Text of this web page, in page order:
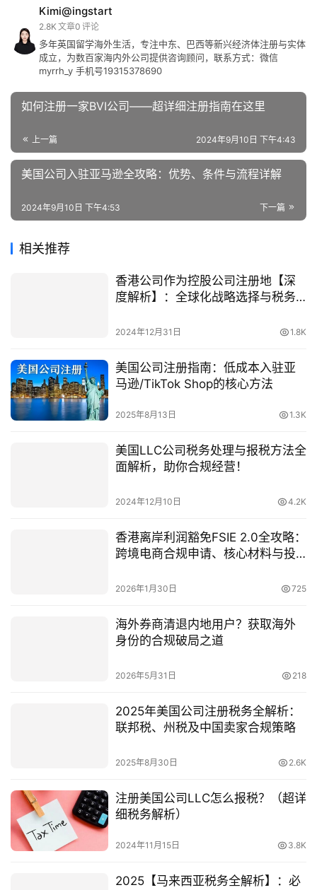
Kimi@ingstart
2.8K 文章0 评论
多年英国留学海外生活，专注中东、巴西等新兴经济体注册与实体
成立，为数百家海内外公司提供咨询顾问，联系方式：微信
myrrh_y 手机号19315378690
如何注册一家BVI公司——超详细注册指南在这里
上一篇 2024年9月10日 下午4:43
美国公司入驻亚马逊全攻略：优势、条件与流程详解
下一篇
2024年9月10日 下午4:53
相关推荐
香港公司作为控股公司注册地【深
度解析】：全球化战略选择与税务
2024年12月31日 1.8K
美国公司注册指南：低成本入驻亚
马逊/TikTok Shop的核心方法
2025年8月13日 1.3K
美国LLC公司税务处理与报税方法全
面解析，助你合规经营！
2024年12月10日 4.2K
香港离岸利润豁免FSIE 2.0全攻略：
跨境电商合规申请、核心材料与投
2026年1月30日 725
海外券商清退内地用户？获取海外
身份的合规破局之道
2026年5月31日 218
2025年美国公司注册税务全解析：
联邦税、州税及中国卖家合规策略
2025年8月30日 2.6K
注册美国公司LLC怎么报税？（超详
细税务解析）
2024年11月15日 3.8K
2025【马来西亚税务全解析】：必